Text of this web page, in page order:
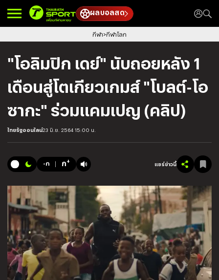
ผลบอลสด
กีฬา กีฬาโลก
"โอลิมปิก เดย์" นับถอยหลัง 1
เดือนสู่โตเกียวเกมส์ "โบลต์-โอ
ซากะ" ร่วมแคมเปญ (คลิป)
ไทยรัฐออนไลน์23 มิ.ย. 2564 15:00 น.
-ก ก+ แชร์ข่าวนี้